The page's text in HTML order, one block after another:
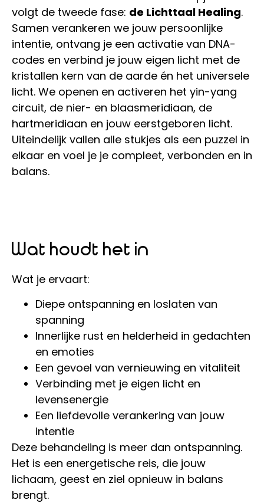
volgt de tweede fase: de Lichttaal Healing.
Samen verankeren we jouw persoonlijke
intentie, ontvang je een activatie van DNA-
codes en verbind je jouw eigen licht met de
kristallen kern van de aarde én het universele
licht. We openen en activeren het yin-yang
circuit, de nier- en blaasmeridiaan, de
hartmeridiaan en jouw eerstgeboren licht.
Uiteindelijk vallen alle stukjes als een puzzel in
elkaar en voel je je compleet, verbonden en in
balans.
Wat houdt het in
Wat je ervaart:
Diepe ontspanning en loslaten van
spanning
Innerlijke rust en helderheid in gedachten
en emoties
Een gevoel van vernieuwing en vitaliteit
Verbinding met je eigen licht en
levensenergie
Een liefdevolle verankering van jouw
intentie
Deze behandeling is meer dan ontspanning.
Het is een energetische reis, die jouw
lichaam, geest en ziel opnieuw in balans
brengt.